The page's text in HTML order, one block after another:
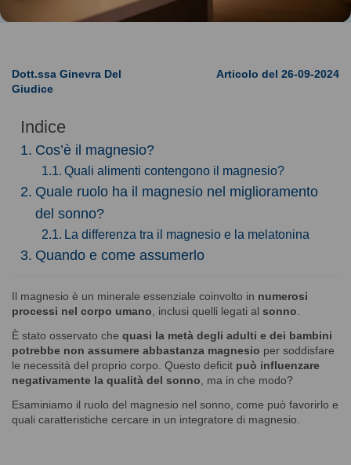
Dott.ssa Ginevra Del
Giudice
Articolo del 26-09-2024
Indice
Cos’è il magnesio?
Quali alimenti contengono il magnesio?
Quale ruolo ha il magnesio nel miglioramento
del sonno?
La differenza tra il magnesio e la melatonina
Quando e come assumerlo
Il magnesio è un minerale essenziale coinvolto in numerosi
processi nel corpo umano , inclusi quelli legati al sonno
È stato osservato che quasi la metà degli adulti e dei bambini
potrebbe non assumere abbastanza magnesio per soddisfare
le necessità del proprio corpo. Questo deficit può influenzare
negativamente la qualità del sonno , ma in che modo?
Esaminiamo il ruolo del magnesio nel sonno, come può favorirlo e
quali caratteristiche cercare in un integratore di magnesio.